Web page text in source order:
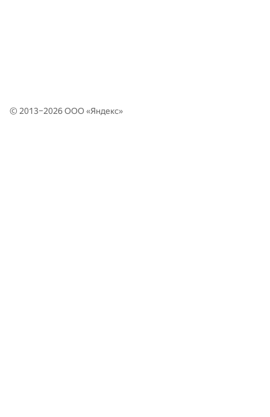
© 2013–2026 ООО «Яндекс»